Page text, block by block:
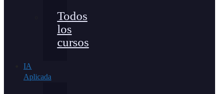
Todos
los
cursos
IA
Aplicada